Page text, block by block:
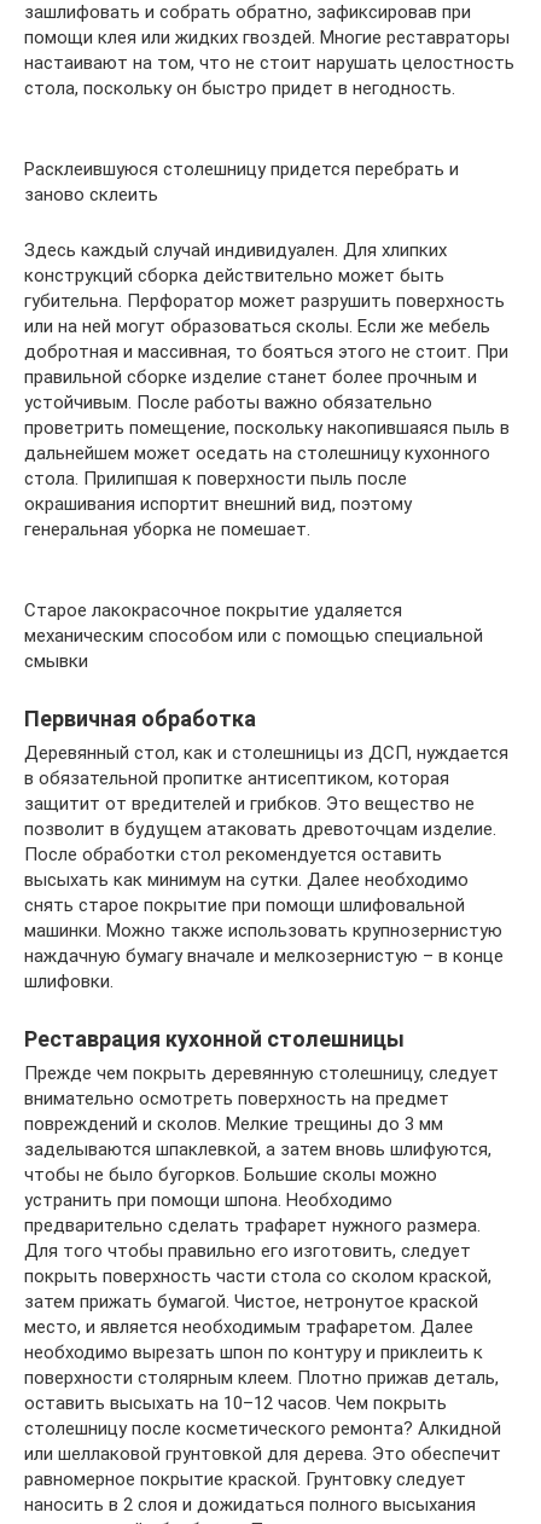
зашлифовать и собрать обратно, зафиксировав при
помощи клея или жидких гвоздей. Многие реставраторы
настаивают на том, что не стоит нарушать целостность
стола, поскольку он быстро придет в негодность.
Расклеившуюся столешницу придется перебрать и
заново склеить
Здесь каждый случай индивидуален. Для хлипких
конструкций сборка действительно может быть
губительна. Перфоратор может разрушить поверхность
или на ней могут образоваться сколы. Если же мебель
добротная и массивная, то бояться этого не стоит. При
правильной сборке изделие станет более прочным и
устойчивым. После работы важно обязательно
проветрить помещение, поскольку накопившаяся пыль в
дальнейшем может оседать на столешницу кухонного
стола. Прилипшая к поверхности пыль после
окрашивания испортит внешний вид, поэтому
генеральная уборка не помешает.
Старое лакокрасочное покрытие удаляется
механическим способом или с помощью специальной
смывки
Первичная обработка
Деревянный стол, как и столешницы из ДСП, нуждается
в обязательной пропитке антисептиком, которая
защитит от вредителей и грибков. Это вещество не
позволит в будущем атаковать древоточцам изделие.
После обработки стол рекомендуется оставить
высыхать как минимум на сутки. Далее необходимо
снять старое покрытие при помощи шлифовальной
машинки. Можно также использовать крупнозернистую
наждачную бумагу вначале и мелкозернистую – в конце
шлифовки.
Реставрация кухонной столешницы
Прежде чем покрыть деревянную столешницу, следует
внимательно осмотреть поверхность на предмет
повреждений и сколов. Мелкие трещины до 3 мм
заделываются шпаклевкой, а затем вновь шлифуются,
чтобы не было бугорков. Большие сколы можно
устранить при помощи шпона. Необходимо
предварительно сделать трафарет нужного размера.
Для того чтобы правильно его изготовить, следует
покрыть поверхность части стола со сколом краской,
затем прижать бумагой. Чистое, нетронутое краской
место, и является необходимым трафаретом. Далее
необходимо вырезать шпон по контуру и приклеить к
поверхности столярным клеем. Плотно прижав деталь,
оставить высыхать на 10–12 часов. Чем покрыть
столешницу после косметического ремонта? Алкидной
или шеллаковой грунтовкой для дерева. Это обеспечит
равномерное покрытие краской. Грунтовку следует
наносить в 2 слоя и дожидаться полного высыхания